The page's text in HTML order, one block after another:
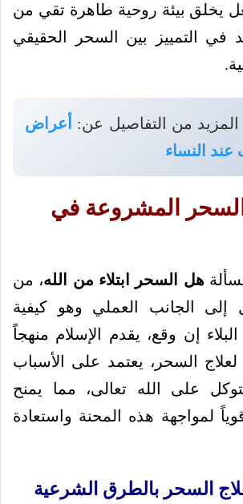
يخلق بيئة روحية طاهرة تقي من
في التمييز بين السحر الحقيقي
من التفاصيل عن:
أعراض
النساء
المشروعة في
هل السحر ابتلاء من الله، من
إلى الجانب العملي وهو كيفية
إن وقع، يقدم الإسلام منهجاً
السحر، يعتمد على الأسباب
على الله تعالى، مما يمنح
لمواجهة هذه المحنة واستعادة
السحر بالطرق الشرعية